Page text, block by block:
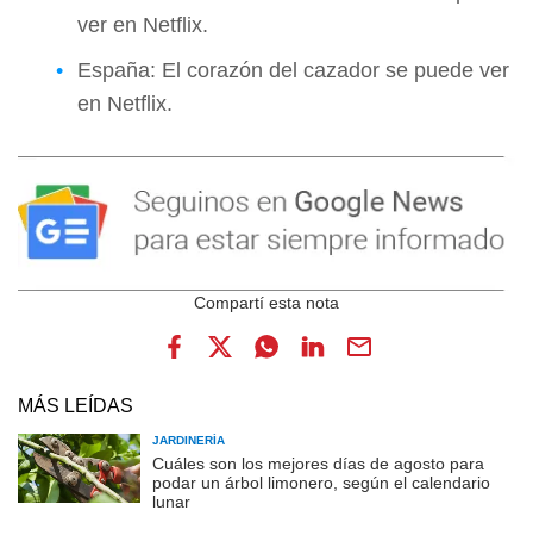
ver en Netflix.
España: El corazón del cazador se puede ver
en Netflix.
MÁS LEÍDAS
JARDINERÍA
Cuáles son los mejores días de agosto para
podar un árbol limonero, según el calendario
lunar